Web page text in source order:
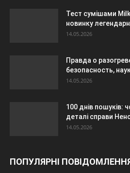
Тест сумішами
новинку
14.05.2026
Правда о
безопасность,
14.05.2026
100 днів пошуків:
деталі справи
14.05.2026
ПОПУЛЯРНІ